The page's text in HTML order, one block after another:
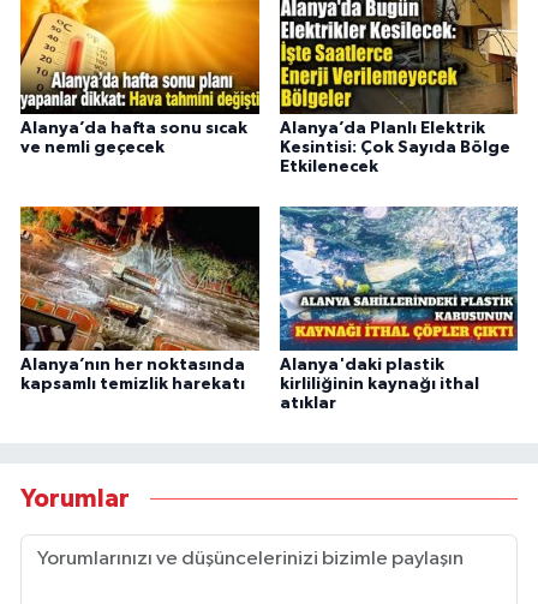
Alanya’da hafta sonu sıcak
ve nemli geçecek
Alanya’da Planlı Elektrik
Kesintisi: Çok Sayıda Bölge
Etkilenecek
Alanya’nın her noktasında
kapsamlı temizlik harekatı
Alanya'daki plastik
kirliliğinin kaynağı ithal
atıklar
Yorumlar